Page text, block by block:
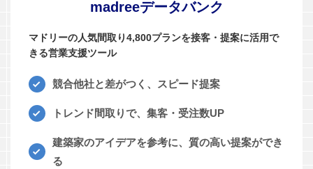
madreeデータバンク
マドリーの人気間取り4,800プランを接客・提案に活用で
きる営業支援ツール
競合他社と差がつく、スピード提案
トレンド間取りで、集客・受注数UP
建築家のアイデアを参考に、質の高い提案ができ
る